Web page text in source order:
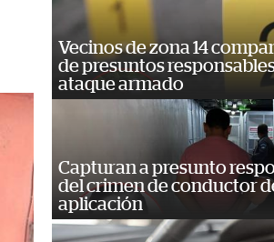
Vecinos de zona 14
de presuntos
ataque armado
Capturan a presunto
del crimen de conductor
aplicación